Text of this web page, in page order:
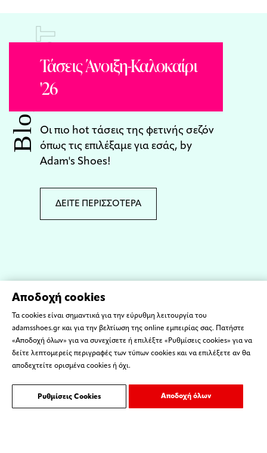
Αποδοχή cookies
Τα cookies είναι σημαντικά για την εύρυθμη λειτουργία του
adamsshoes.gr και για την βελτίωση της online εμπειρίας σας. Πατήστε
«Αποδοχή όλων» για να συνεχίσετε ή επιλέξτε «Ρυθμίσεις cookies» για να
δείτε λεπτομερείς περιγραφές των τύπων cookies και να επιλέξετε αν θα
αποδεχτείτε ορισμένα cookies ή όχι.
Ρυθμίσεις Cookies Αποδοχή όλων
Blog
POST
Τάσεις Άνοιξη-Καλοκαίρι
'26
Οι πιο hot τάσεις της φετινής σεζόν
όπως τις επιλέξαμε για εσάς, by
Adam's Shoes!
ΔΕΙΤΕ ΠΕΡΙΣΣΟΤΕΡΑ